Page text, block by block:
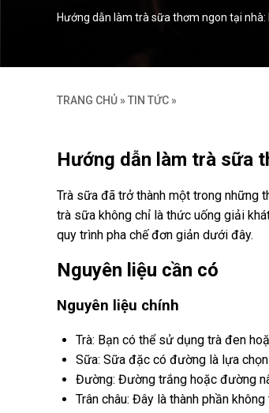
Hướng dẫn làm trà sữa thơm ngon tại
TRANG CHỦ » TIN TỨC »
Hướng dẫn làm trà sữa
Trà sữa đã trở thành một trong những
trà sữa không chỉ là thức uống giải
quy trình pha chế đơn giản dưới đây.
Nguyên liệu cần có
Nguyên liệu chính
Trà: Bạn có thể sử dụng trà đen
Sữa: Sữa đặc có đường là lựa
Đường: Đường trắng hoặc đường
Trân châu: Đây là thành phần